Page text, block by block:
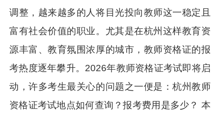
调整，越来越多的人将目光投向教师这一稳定且
富有社会价值的职业。尤其是在杭州这样教育资
源丰富、教育氛围浓厚的城市，教师资格证的报
考热度逐年攀升。2026年教师资格证考试即将启
动，许多考生最关心的问题之一便是：杭州教师
资格证考试地点如何查询？报考费用是多少？ 本